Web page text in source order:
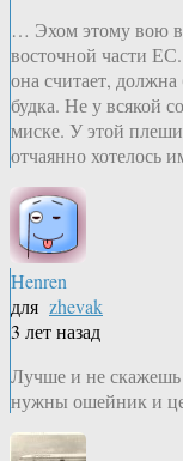
… Эхом этому вою
восточной части
она считает,
будка. Не у всякой
миске. У этой
отчаянно хотелось
Henren
для zhevak
3 лет назад
Лучше и не
нужны ошейник и